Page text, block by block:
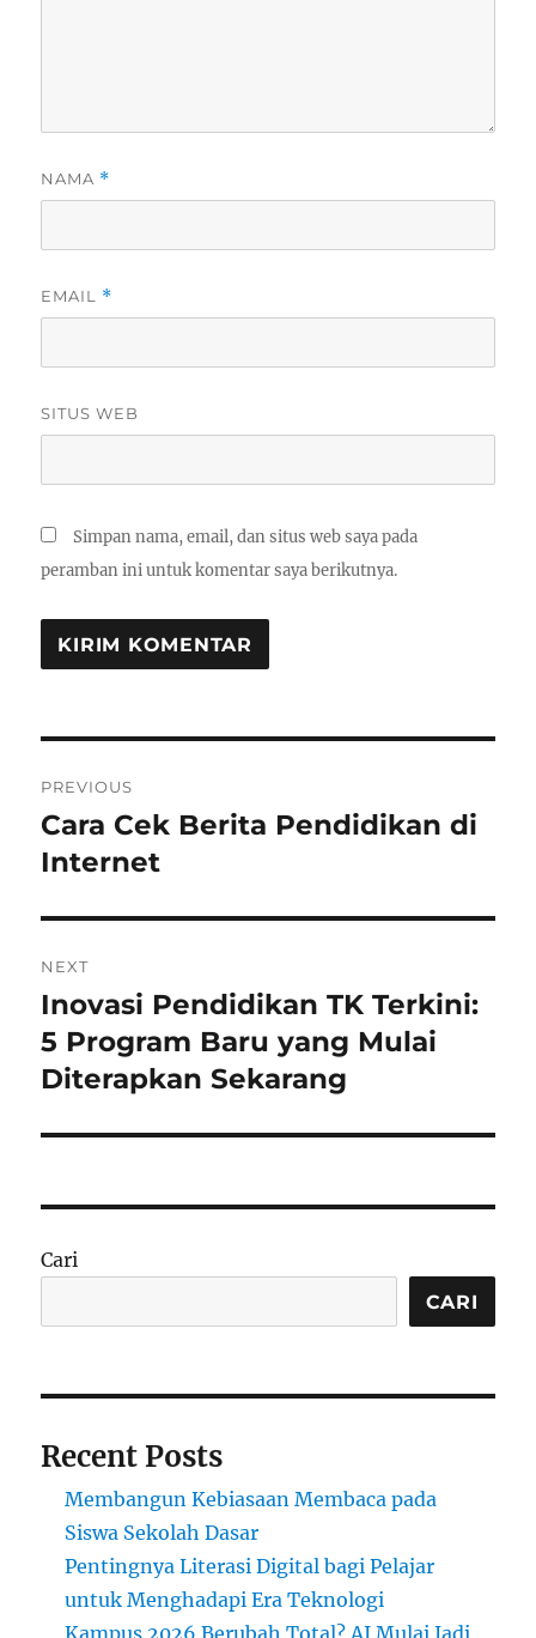
NAMA *
EMAIL *
SITUS WEB
Simpan nama, email, dan situs web saya pada
peramban ini untuk komentar saya berikutnya.
pos
PREVIOUS
Previous
post:
Cara Cek Berita Pendidikan di
Internet
NEXT
Next
post:
Inovasi Pendidikan TK Terkini:
5 Program Baru yang Mulai
Diterapkan Sekarang
Cari
CARI
Recent Posts
Membangun Kebiasaan Membaca pada
Siswa Sekolah Dasar
Pentingnya Literasi Digital bagi Pelajar
untuk Menghadapi Era Teknologi